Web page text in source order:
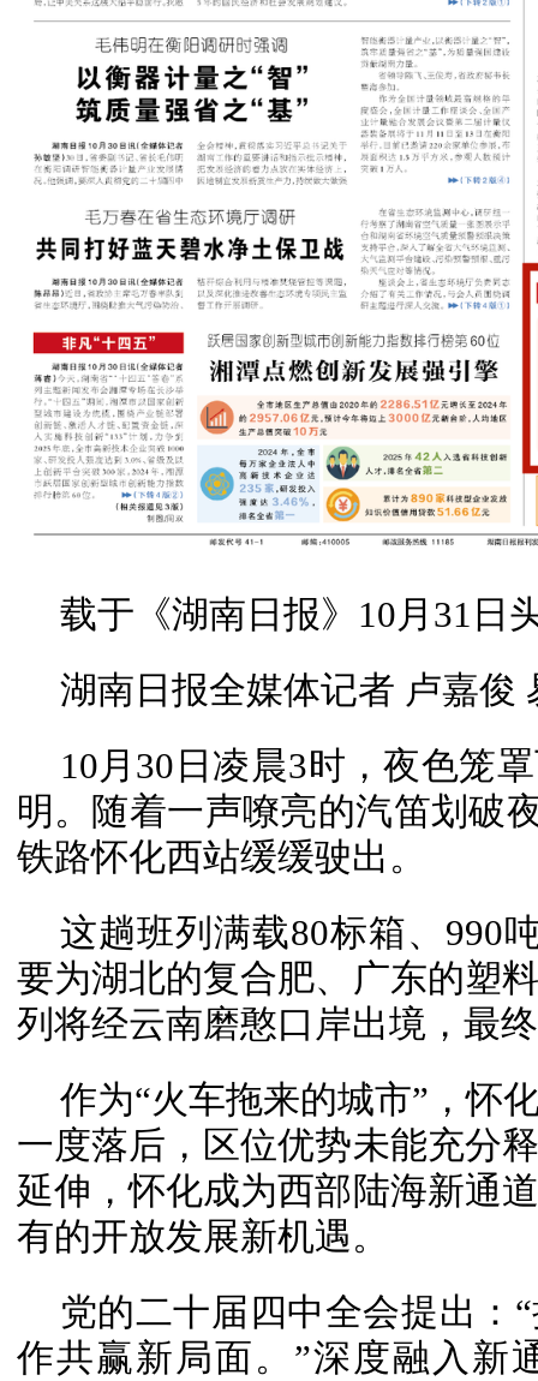
载于《湖南日报》10月31日
湖南日报全媒体记者 卢嘉俊
10月30日凌晨3时，夜色笼
明。随着一声嘹亮的汽笛划破
铁路怀化西站缓缓驶出。
这趟班列满载80标箱、990
要为湖北的复合肥、广东的塑
列将经云南磨憨口岸出境，最
作为“火车拖来的城市”，怀
一度落后，区位优势未能充分
延伸，怀化成为西部陆海新通
有的开放发展新机遇。
党的二十届四中全会提出：
作共赢新局面。”深度融入新